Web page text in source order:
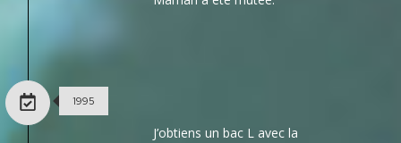
J’obtiens un bac L avec la
1995